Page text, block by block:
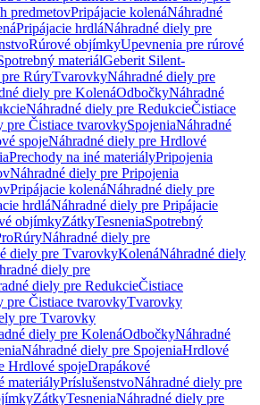
predmetovPripájacie kolenáNáhradné
Pripájacie hrdláNáhradné diely pre
Rúrové objímkyUpevnenia pre rúrové
materiálGeberit Silent-
RúryTvarovkyNáhradné diely pre
diely pre KolenáOdbočkyNáhradné
Náhradné diely pre RedukcieČistiace
pre Čistiace tvarovkySpojeniaNáhradné
spojeNáhradné diely pre Hrdlové
Prechody na iné materiályPripojenia
Náhradné diely pre Pripojenia
Pripájacie kolenáNáhradné diely pre
hrdláNáhradné diely pre Pripájacie
objímkyZátkyTesneniaSpotrebný
RúryNáhradné diely pre
diely pre TvarovkyKolenáNáhradné diely
diely pre
diely pre RedukcieČistiace
pre Čistiace tvarovkyTvarovky
pre Tvarovky
diely pre KolenáOdbočkyNáhradné
Náhradné diely pre SpojeniaHrdlové
Hrdlové spojeDrapákové
materiályPríslušenstvoNáhradné diely pre
ZátkyTesneniaNáhradné diely pre